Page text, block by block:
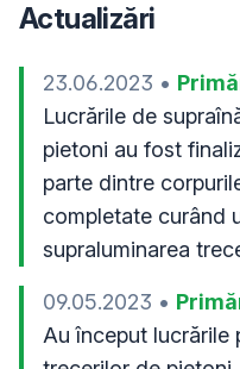
Actualizări
23.06.2023 •
Lucrările de
pietoni au fost
parte dintre
completate curând
supraluminarea
09.05.2023 •
Au început lucrările